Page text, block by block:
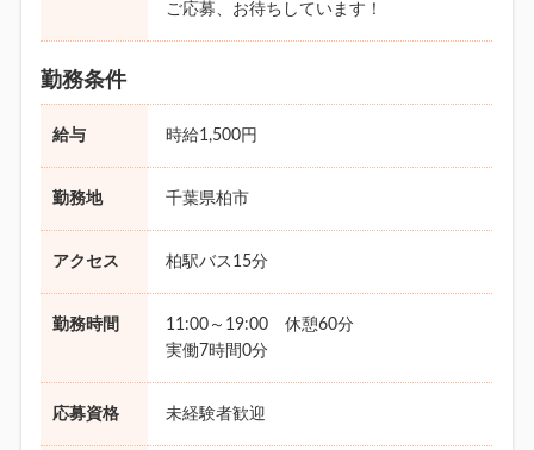
ご応募、お待ちしています！
勤務条件
給与 時給1,500円
勤務地 千葉県柏市
アクセス 柏駅バス15分
勤務時間
11:00～19:00 休憩60分
実働7時間0分
応募資格 未経験者歓迎